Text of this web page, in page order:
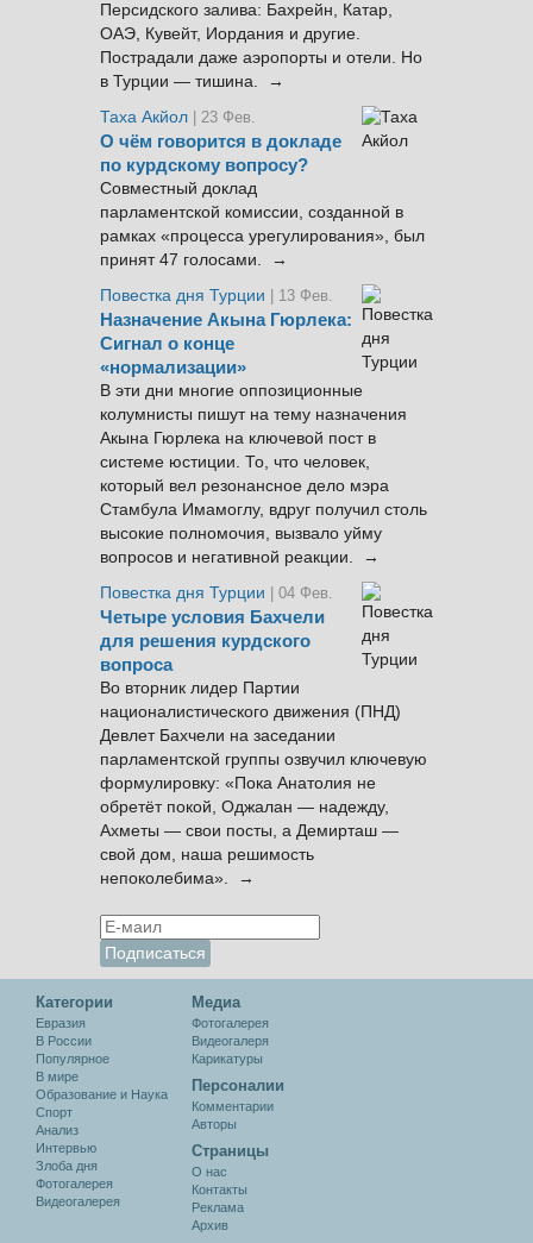
Персидского залива: Бахрейн, Катар,
ОАЭ, Кувейт, Иордания и другие.
Пострадали даже аэропорты и отели. Но
в Турции — тишина. →
Таха Акйол | 23 Фев.
О чём говорится в докладе
по курдскому вопросу?
Совместный доклад
парламентской комиссии, созданной в
рамках «процесса урегулирования», был
принят 47 голосами. →
Повестка дня Турции
| 13 Фев.
Назначение Акына Гюрлека:
Сигнал о конце
«нормализации»
В эти дни многие оппозиционные
колумнисты пишут на тему назначения
Акына Гюрлека на ключевой пост в
системе юстиции. То, что человек,
который вел резонансное дело мэра
Стамбула Имамоглу, вдруг получил столь
высокие полномочия, вызвало уйму
вопросов и негативной реакции. →
Повестка дня Турции
| 04 Фев.
Четыре условия Бахчели
для решения курдского
вопроса
Во вторник лидер Партии
националистического движения (ПНД)
Девлет Бахчели на заседании
парламентской группы озвучил ключевую
формулировку: «Пока Анатолия не
обретёт покой, Оджалан — надежду,
Ахметы — свои посты, а Демирташ —
свой дом, наша решимость
непоколебима». →
Категории
Евразия
В России
Популярное
В мире
Образование и Наука
Спорт
Анализ
Интервью
Злоба дня
Фотогалерея
Видеогалерея
Медиа
Фотогалерея
Видеогалеря
Карикатуры
Персоналии
Комментарии
Авторы
Cтраницы
О нас
Контакты
Реклама
Архив